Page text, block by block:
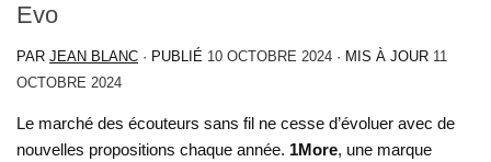
Evo
PAR JEAN BLANC · PUBLIÉ 10 OCTOBRE 2024 · MIS À JOUR 11
OCTOBRE 2024
Le marché des écouteurs sans fil ne cesse d’évoluer avec de
nouvelles propositions chaque année. 1More, une marque